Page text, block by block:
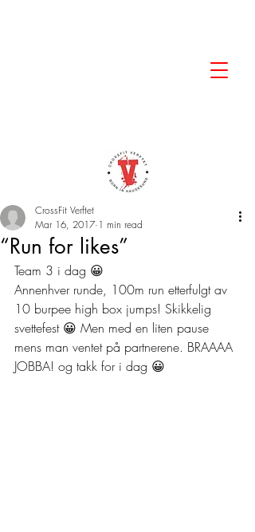
“Run for likes”
CrossFit Verftet
Mar 16, 2017 1 min read
Team 3 i dag 😀
Annenhver runde, 100m run etterfulgt av
10 burpee high box jumps! Skikkelig
svettefest 😀 Men med en liten pause
mens man ventet på partnerene. BRAAAA
JOBBA! og takk for i dag 😀